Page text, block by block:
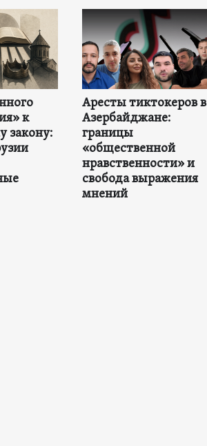
к
закону:
Аресты тиктокеров в
Азербайджане:
границы
«общественной
нравственности» и
свобода выражения
мнений